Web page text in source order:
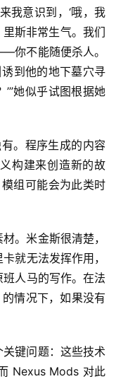
我意识到，‘哦，我
斯非常生气。我们
你不能随便杀人。
到他的地下墓穴寻
她似乎试图根据她
。程序生成的内容
构建来创造新的故
组可能会为此类时
。米金斯很清楚，
就无法发挥作用，
人马的写作。在法
情况下，如果没有
键问题：这些技术
Nexus Mods 对此